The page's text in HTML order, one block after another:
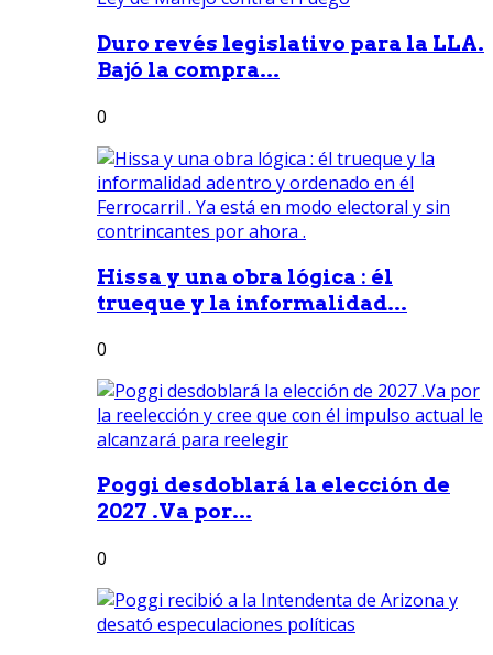
Duro revés legislativo para la LLA.
Bajó la compra...
0
Hissa y una obra lógica : él
trueque y la informalidad...
0
Poggi desdoblará la elección de
2027 .Va por...
0